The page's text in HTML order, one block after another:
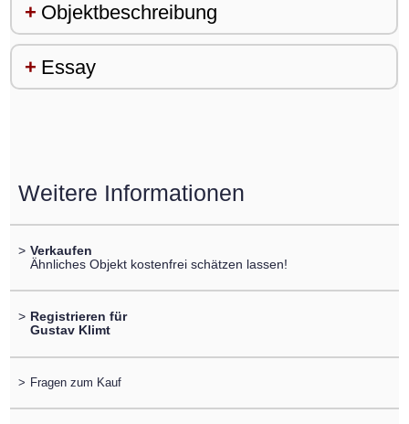
Objektbeschreibung
Essay
Weitere Informationen
> Verkaufen
Ähnliches Objekt kostenfrei schätzen lassen!
> Registrieren für
Gustav Klimt
> Fragen zum Kauf